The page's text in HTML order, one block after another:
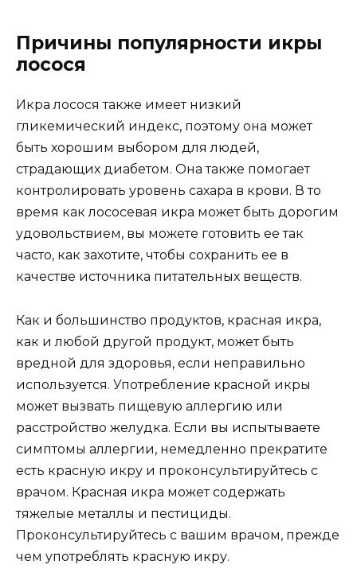
Причины популярности икры
лосося
Икра лосося также имеет низкий
гликемический индекс, поэтому она может
быть хорошим выбором для людей,
страдающих диабетом. Она также помогает
контролировать уровень сахара в крови. В то
время как лососевая икра может быть дорогим
удовольствием, вы можете готовить ее так
часто, как захотите, чтобы сохранить ее в
качестве источника питательных веществ.
Как и большинство продуктов, красная икра,
как и любой другой продукт, может быть
вредной для здоровья, если неправильно
используется. Употребление красной икры
может вызвать пищевую аллергию или
расстройство желудка. Если вы испытываете
симптомы аллергии, немедленно прекратите
есть красную икру и проконсультируйтесь с
врачом. Красная икра может содержать
тяжелые металлы и пестициды.
Проконсультируйтесь с вашим врачом, прежде
чем употреблять красную икру.